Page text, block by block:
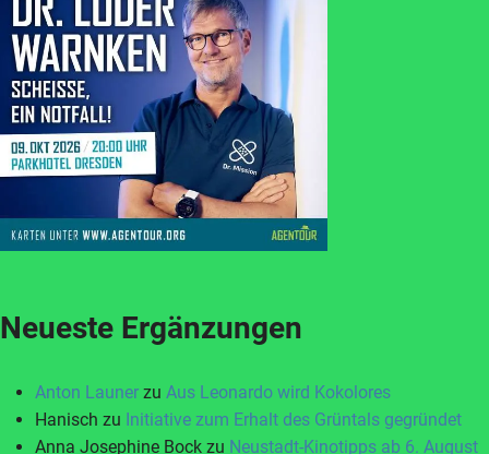
Neueste Ergänzungen
Anton Launer zu Aus Leonardo wird Kokolores
Hanisch zu Initiative zum Erhalt des Grüntals gegründet
Anna Josephine Bock zu Neustadt-Kinotipps ab 6. August